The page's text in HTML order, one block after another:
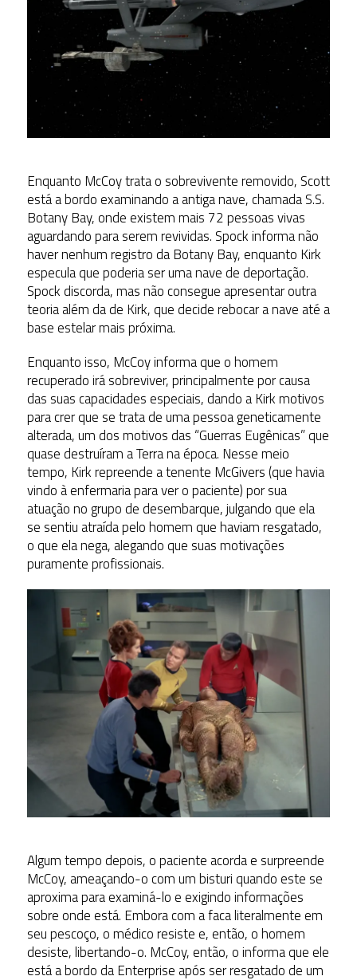
Enquanto McCoy trata o sobrevivente removido, Scott
está a bordo examinando a antiga nave, chamada S.S.
Botany Bay, onde existem mais 72 pessoas vivas
aguardando para serem revividas. Spock informa não
haver nenhum registro da Botany Bay, enquanto Kirk
especula que poderia ser uma nave de deportação.
Spock discorda, mas não consegue apresentar outra
teoria além da de Kirk, que decide rebocar a nave até a
base estelar mais próxima.
Enquanto isso, McCoy informa que o homem
recuperado irá sobreviver, principalmente por causa
das suas capacidades especiais, dando a Kirk motivos
para crer que se trata de uma pessoa geneticamente
alterada, um dos motivos das “Guerras Eugênicas” que
quase destruíram a Terra na época. Nesse meio
tempo, Kirk repreende a tenente McGivers (que havia
vindo à enfermaria para ver o paciente) por sua
atuação no grupo de desembarque, julgando que ela
se sentiu atraída pelo homem que haviam resgatado,
o que ela nega, alegando que suas motivações
puramente profissionais.
Algum tempo depois, o paciente acorda e surpreende
McCoy, ameaçando-o com um bisturi quando este se
aproxima para examiná-lo e exigindo informações
sobre onde está. Embora com a faca literalmente em
seu pescoço, o médico resiste e, então, o homem
desiste, libertando-o. McCoy, então, o informa que ele
está a bordo da Enterprise após ser resgatado de um